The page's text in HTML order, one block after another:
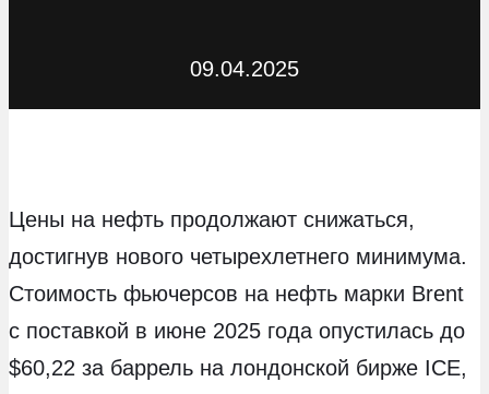
09.04.2025
Цены на нефть продолжают снижаться,
достигнув нового четырехлетнего минимума.
Стоимость фьючерсов на нефть марки Brent
с поставкой в июне 2025 года опустилась до
$60,22 за баррель на лондонской бирже ICE,